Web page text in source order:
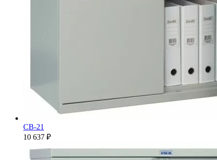
СВ-21
10 637 ₽